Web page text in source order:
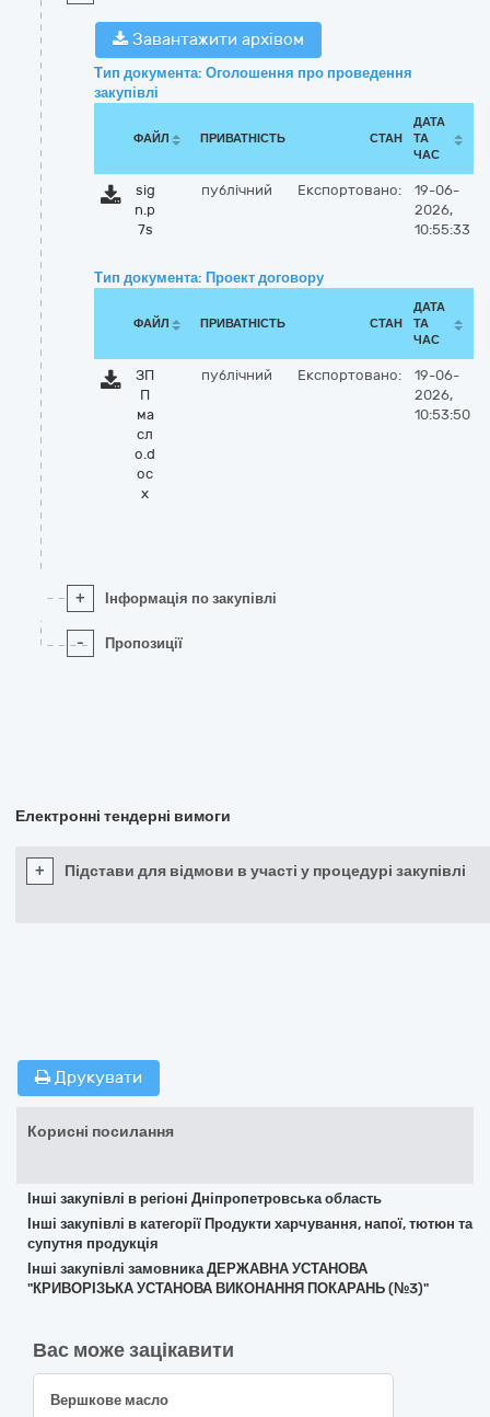
Завантажити архівом
Тип документа: Оголошення про проведення
закупівлі
ФАЙЛ ПРИВАТНІСТЬ СТАН
ДАТА
ТА
ЧАС
sig
n.p
7s
публічний Експортовано:
19-06-
2026,
10:55:33
Тип документа: Проект договору
ФАЙЛ ПРИВАТНІСТЬ СТАН
ДАТА
ТА
ЧАС
ЗП
П
ма
сл
о.d
oc
x
публічний Експортовано:
19-06-
2026,
10:53:50
+ Інформація по закупівлі
- Пропозиції
Електронні тендерні вимоги
+ Підстави для відмови в участі у процедурі закупівлі
Друкувати
Корисні посилання
Інші закупівлі в регіоні Дніпропетровська область
Інші закупівлі в категорії Продукти харчування, напої, тютюн та
супутня продукція
Інші закупівлі замовника ДЕРЖАВНА УСТАНОВА
"КРИВОРІЗЬКА УСТАНОВА ВИКОНАННЯ ПОКАРАНЬ (№3)"
Вас може зацікавити
Вершкове масло